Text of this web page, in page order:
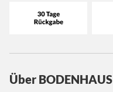
Über BODENHAUS